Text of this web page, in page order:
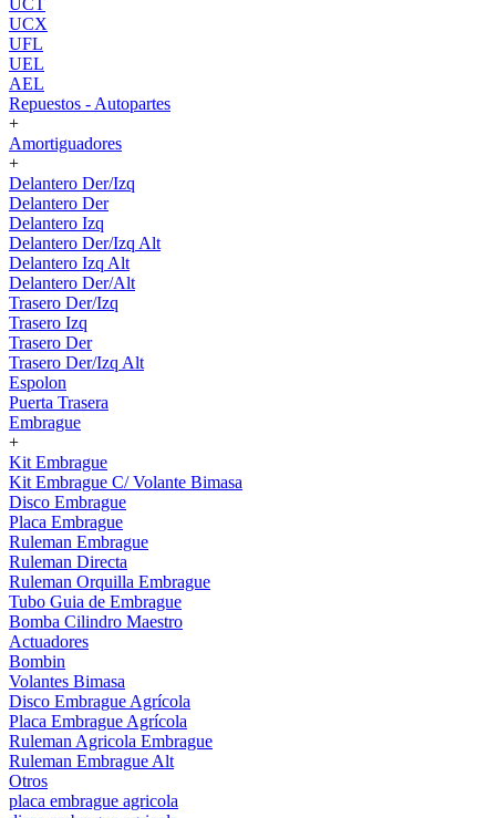
UCT
UCX
UFL
UEL
AEL
Repuestos - Autopartes
+
Amortiguadores
+
Delantero Der/Izq
Delantero Der
Delantero Izq
Delantero Der/Izq Alt
Delantero Izq Alt
Delantero Der/Alt
Trasero Der/Izq
Trasero Izq
Trasero Der
Trasero Der/Izq Alt
Espolon
Puerta Trasera
Embrague
+
Kit Embrague
Kit Embrague C/ Volante Bimasa
Disco Embrague
Placa Embrague
Ruleman Embrague
Ruleman Directa
Ruleman Orquilla Embrague
Tubo Guia de Embrague
Bomba Cilindro Maestro
Actuadores
Bombin
Volantes Bimasa
Disco Embrague Agrícola
Placa Embrague Agrícola
Ruleman Agricola Embrague
Ruleman Embrague Alt
Otros
placa embrague agricola